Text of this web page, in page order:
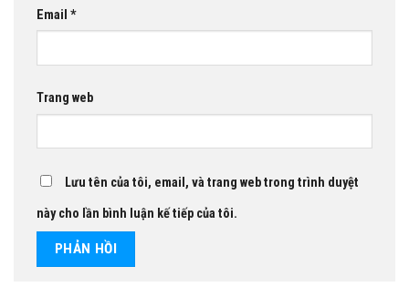
Email *
Trang web
Lưu tên của tôi, email, và trang web trong trình duyệt
này cho lần bình luận kế tiếp của tôi.